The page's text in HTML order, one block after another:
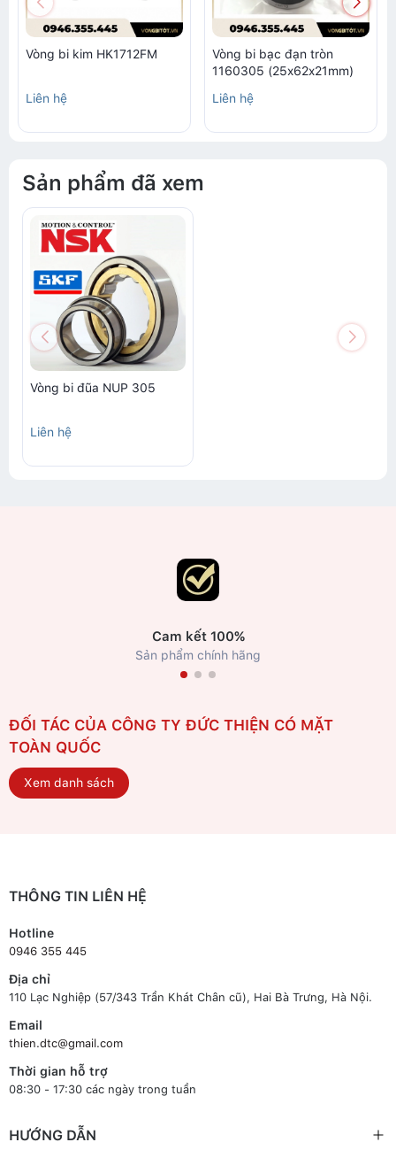
Vòng bi kim HK1712FM
Liên hệ
Vòng bi bạc đạn tròn
1160305 (25x62x21mm)
Liên hệ
Sản phẩm đã xem
Vòng bi đũa NUP 305
Liên hệ
Cam kết 100%
Sản phẩm chính hãng
ĐỐI TÁC CỦA CÔNG TY ĐỨC THIỆN CÓ MẶT
TOÀN QUỐC
Xem danh sách
THÔNG TIN LIÊN HỆ
Hotline
0946 355 445
Địa chỉ
110 Lạc Nghiệp (57/343 Trần Khát Chân cũ), Hai Bà Trưng, Hà Nội.
Email
thien.dtc@gmail.com
Thời gian hỗ trợ
08:30 - 17:30 các ngày trong tuần
HƯỚNG DẪN